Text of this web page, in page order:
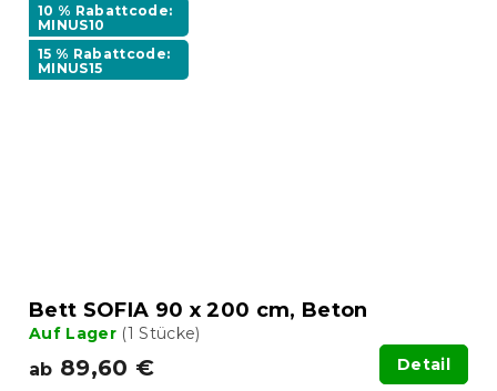
10 % Rabattcode:
MINUS10
15 % Rabattcode:
MINUS15
Bett SOFIA 90 x 200 cm, Beton
Auf Lager (1 Stücke)
ab 89,60 € Detail